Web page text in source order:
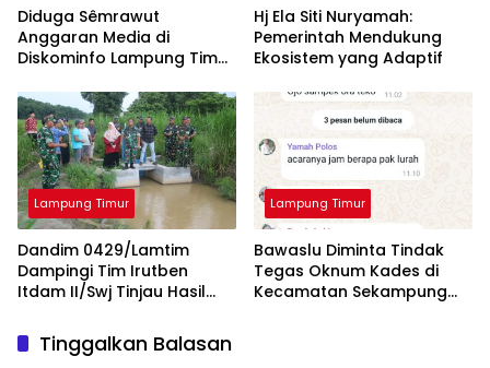
Diduga Sêmrawut
Anggaran Media di
Diskominfo Lampung Timur
Hj Ela Siti Nuryamah:
Pemerintah Mendukung
Ekosistem yang Adaptif
Lampung Timur
Dandim 0429/Lamtim
Dampingi Tim Irutben
Itdam II/Swj Tinjau Hasil
Lampung Timur
Bawaslu Diminta Tindak
Tegas Oknum Kades di
Kecamatan Sekampung
Tinggalkan Balasan